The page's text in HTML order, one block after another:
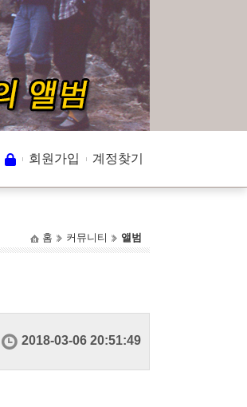
회원가입 계정찾기
홈 커뮤니티 앨범
2018-03-06 20:51:49